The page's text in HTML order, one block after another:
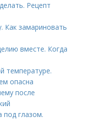
Рецепт
Как замариновать
вместе. Когда
температуре.
опасна
после
под глазом.